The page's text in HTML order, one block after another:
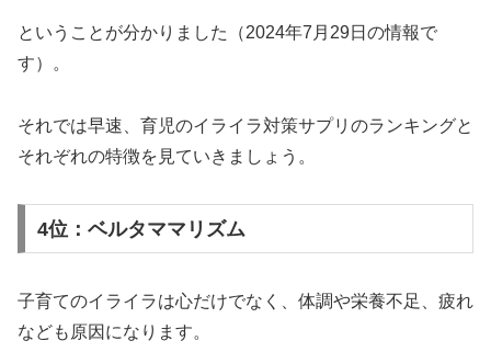
ということが分かりました（2024年7月29日の情報で
す）。
それでは早速、育児のイライラ対策サプリのランキングと
それぞれの特徴を見ていきましょう。
4位：ベルタママリズム
子育てのイライラは心だけでなく、体調や栄養不足、疲れ
なども原因になります。